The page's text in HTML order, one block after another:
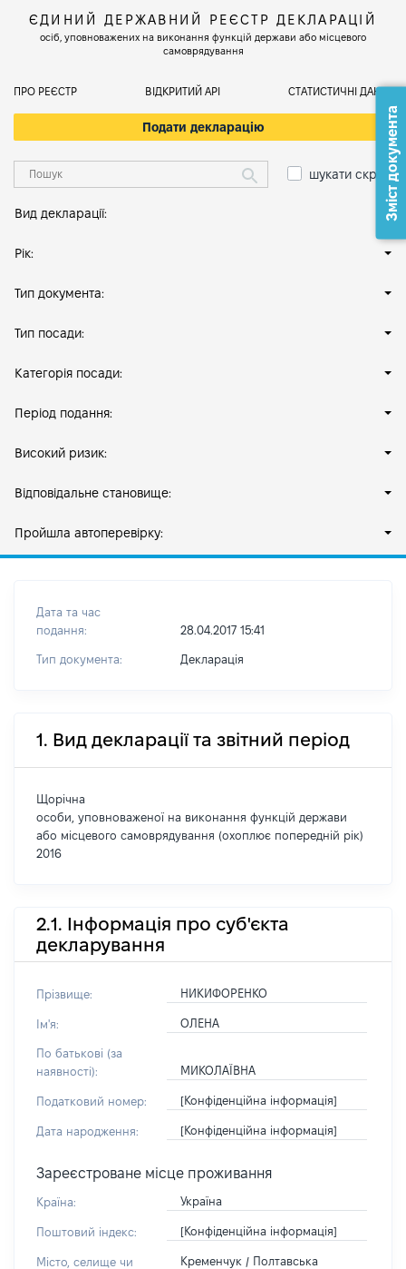
ЄДИНИЙ ДЕРЖАВНИЙ РЕЄСТР ДЕКЛАРАЦІЙ
осіб, уповноважених на виконання функцій держави або місцевого
самоврядування
ПРО РЕЄСТР ВІДКРИТИЙ АРІ СТАТИСТИЧНІ ДАНІ
Подати декларацію
шукати скрізь
Вид декларації:
Рік:
Тип документа:
Тип посади:
Категорія посади:
Період подання:
Високий ризик:
Відповідальне становище:
Пройшла автоперевірку:
Дата та час
подання:
28.04.2017 15:41
Тип документа: Декларація
1. Вид декларації та звітний період
Щорічна
особи, уповноваженої на виконання функцій держави
або місцевого самоврядування (охоплює попередній рік)
2016
2.1. Інформація про суб'єкта
декларування
Прізвище: НИКИФОРЕНКО
Ім'я: ОЛЕНА
По батькові (за
наявності):
МИКОЛАЇВНА
Податковий номер: [Конфіденційна інформація]
Дата народження: [Конфіденційна інформація]
Зареєстроване місце проживання
Країна: Україна
Поштовий індекс: [Конфіденційна інформація]
Місто, селище чи
Кременчук / Полтавська
Зміст документа